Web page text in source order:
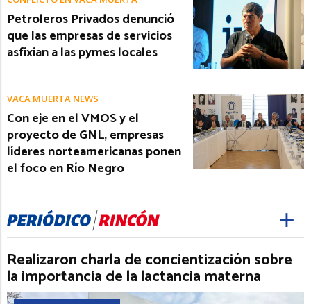
Petroleros Privados denunció
que las empresas de servicios
asfixian a las pymes locales
VACA MUERTA NEWS
Con eje en el VMOS y el
proyecto de GNL, empresas
líderes norteamericanas ponen
el foco en Río Negro
Realizaron charla de concientización sobre
la importancia de la lactancia materna